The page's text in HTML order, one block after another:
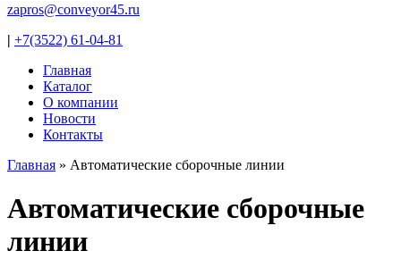
zapros@conveyor45.ru
| +7(3522) 61-04-81
Главная
Каталог
О компании
Новости
Контакты
Главная » Автоматические сборочные линии
Автоматические сборочные
линии